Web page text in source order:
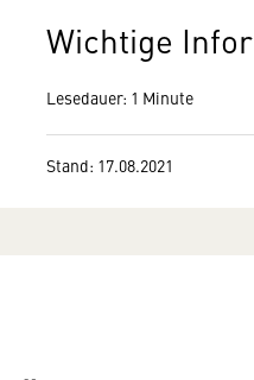
Wichtige
Lesedauer: 1 Minute
Stand: 17.08.2021